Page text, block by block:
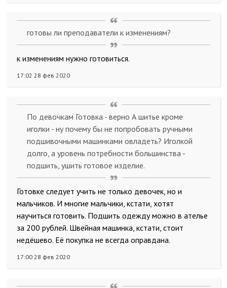
готовы ли преподаватели к изменениям?
к изменениям нужно готовиться.
17:02 28 фев 2020
По девочкам Готовка - верно А шитье кроме
иголки - ну почему бы не попробовать ручными
подшивочными машинками овладеть? Иголкой
долго, а уровень потребности большинства -
подшить, ушить готовое изделие.
Готовке следует учить не только девочек, но и
мальчиков. И многие мальчики, кстати, хотят
научиться готовить. Подшить одежду можно в ателье
за 200 рублей. Швейная машинка, кстати, стоит
недёшево. Её покупка не всегда оправдана.
17:00 28 фев 2020